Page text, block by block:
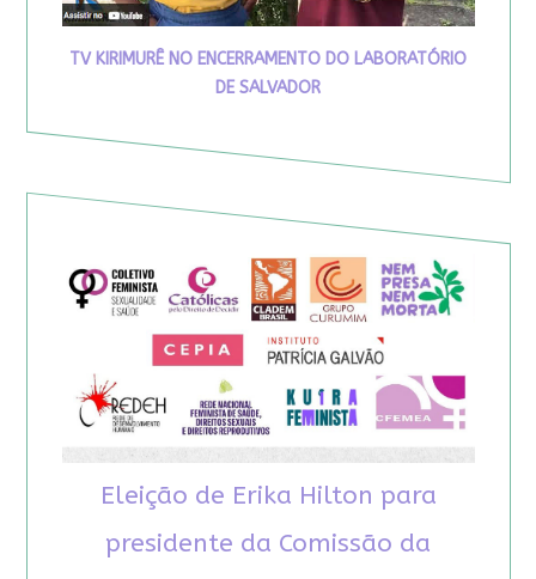
TV KIRIMURÊ NO ENCERRAMENTO DO LABORATÓRIO
DE SALVADOR
Eleição de Erika Hilton para
presidente da Comissão da